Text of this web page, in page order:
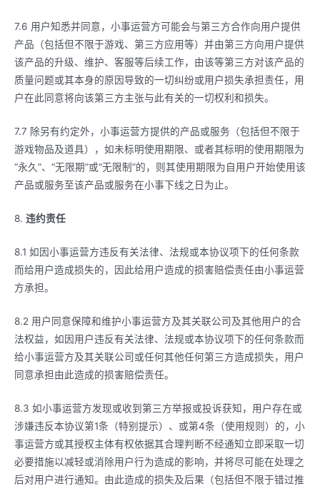
7.6 用户知悉并同意，小事运营方可能会与第三方合作向用户提供
产品（包括但不限于游戏、第三方应用等）并由第三方向用户提供
该产品的升级、维护、客服等后续工作，由该等第三方对该产品的
质量问题或其本身的原因导致的一切纠纷或用户损失承担责任，用
户在此同意将向该第三方主张与此有关的一切权利和损失。
7.7 除另有约定外，小事运营方提供的产品或服务（包括但不限于
游戏物品及道具），如未标明使用期限、或者其标明的使用期限为
“永久”、“无限期”或“无限制”的，则其使用期限为自用户开始使用该
产品或服务至该产品或服务在小事下线之日为止。
8. 违约责任
8.1 如因小事运营方违反有关法律、法规或本协议项下的任何条款
而给用户造成损失的，因此给用户造成的损害赔偿责任由小事运营
方承担。
8.2 用户同意保障和维护小事运营方及其关联公司及其他用户的合
法权益，如因用户违反有关法律、法规或本协议项下的任何条款而
给小事运营方及其关联公司或任何其他任何第三方造成损失，用户
同意承担由此造成的损害赔偿责任。
8.3 如小事运营方发现或收到第三方举报或投诉获知，用户存在或
涉嫌违反本协议第1条（特别提示）、或第4条（使用规则）的，小
事运营方或其授权主体有权依据其合理判断不经通知立即采取一切
必要措施以减轻或消除用户行为造成的影响，并将尽可能在处理之
后对用户进行通知。由此造成的损失及后果（包括但不限于错过推